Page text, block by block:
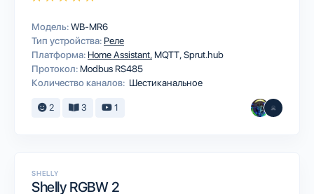
Модель:WB-MR6
Тип устройства: Реле
Платформа: Home Assistant MQTTSprut.hub
Протокол: Modbus RS485
Количество каналов: Шестиканальное
2 3 1
SHELLY
Shelly RGBW 2